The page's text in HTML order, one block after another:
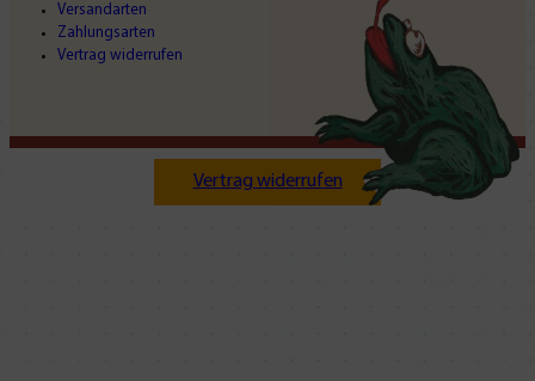
Versandarten
Zahlungsarten
Vertrag widerrufen
Vertrag widerrufen